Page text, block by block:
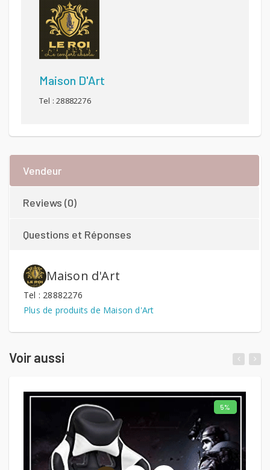
Maison D'Art
Tel : 28882276
Vendeur
Reviews (0)
Questions et Réponses
Maison d'Art
Tel : 28882276
Plus de produits de Maison d'Art
Voir aussi
5%